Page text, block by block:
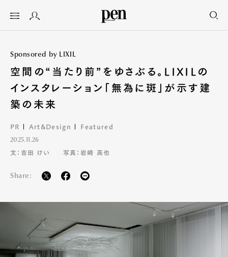
Sponsored by LIXIL
空間の“当たり前”をゆさぶる。LIXILの
インスタレーション「無為に斑」が示す建
築の未来
PR Art&Design Featured
2025.11.26
文：吉田 けい
写真：岩崎 高也
Share: